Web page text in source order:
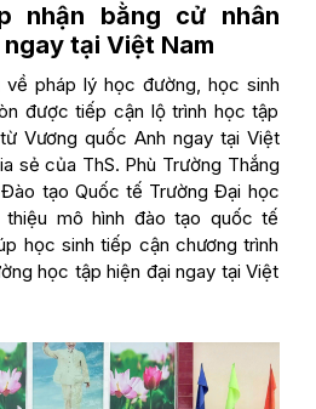
nhận bằng cử nhân
tại Việt Nam
pháp lý học đường, học sinh
được tiếp cận lộ trình học tập
Vương quốc Anh ngay tại Việt
sẻ của ThS. Phù Trường Thắng
tạo Quốc tế Trường Đại học
thiệu mô hình đào tạo quốc tế
học sinh tiếp cận chương trình
học tập hiện đại ngay tại Việt